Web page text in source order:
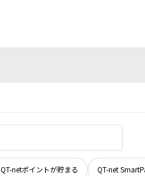
QT-netポイントが貯まる QT-net